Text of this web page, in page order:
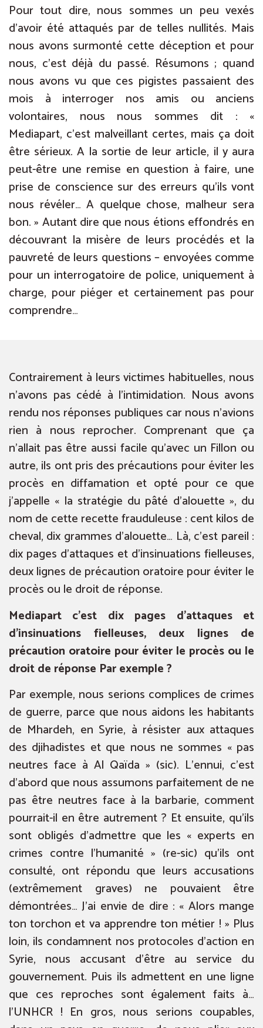
Pour tout dire, nous sommes un peu vexés
d’avoir été attaqués par de telles nullités. Mais
nous avons surmonté cette déception et pour
nous, c’est déjà du passé. Résumons ; quand
nous avons vu que ces pigistes passaient des
mois à interroger nos amis ou anciens
volontaires, nous nous sommes dit : «
Mediapart, c’est malveillant certes, mais ça doit
être sérieux. A la sortie de leur article, il y aura
peut-être une remise en question à faire, une
prise de conscience sur des erreurs qu’ils vont
nous révéler… A quelque chose, malheur sera
bon. » Autant dire que nous étions effondrés en
découvrant la misère de leurs procédés et la
pauvreté de leurs questions – envoyées comme
pour un interrogatoire de police, uniquement à
charge, pour piéger et certainement pas pour
comprendre…
Contrairement à leurs victimes habituelles, nous
n’avons pas cédé à l’intimidation. Nous avons
rendu nos réponses publiques car nous n’avions
rien à nous reprocher. Comprenant que ça
n’allait pas être aussi facile qu’avec un Fillon ou
autre, ils ont pris des précautions pour éviter les
procès en diffamation et opté pour ce que
j’appelle « la stratégie du pâté d’alouette », du
nom de cette recette frauduleuse : cent kilos de
cheval, dix grammes d’alouette… Là, c’est pareil :
dix pages d’attaques et d’insinuations fielleuses,
deux lignes de précaution oratoire pour éviter le
procès ou le droit de réponse.
Mediapart c’est dix pages d’attaques et
d’insinuations fielleuses, deux lignes de
précaution oratoire pour éviter le procès ou le
droit de réponse Par exemple ?
Par exemple, nous serions complices de crimes
de guerre, parce que nous aidons les habitants
de Mhardeh, en Syrie, à résister aux attaques
des djihadistes et que nous ne sommes « pas
neutres face à Al Qaïda » (sic). L’ennui, c’est
d’abord que nous assumons parfaitement de ne
pas être neutres face à la barbarie, comment
pourrait-il en être autrement ? Et ensuite, qu’ils
sont obligés d’admettre que les « experts en
crimes contre l’humanité » (re-sic) qu’ils ont
consulté, ont répondu que leurs accusations
(extrêmement graves) ne pouvaient être
démontrées… J’ai envie de dire : « Alors mange
ton torchon et va apprendre ton métier ! » Plus
loin, ils condamnent nos protocoles d’action en
Syrie, nous accusant d’être au service du
gouvernement. Puis ils admettent en une ligne
que ces reproches sont également faits à…
l’UNHCR ! En gros, nous serions coupables,